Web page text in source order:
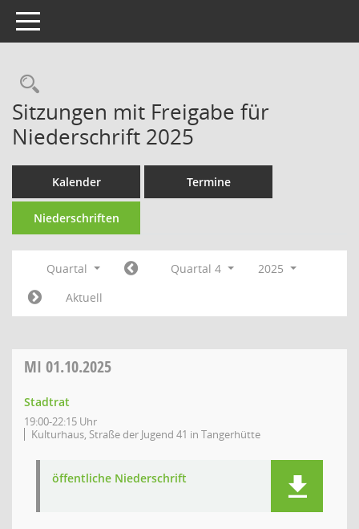
Toggle navigation
Rechercheauswahl
Sitzungen mit Freigabe für
Niederschrift 2025
Kalender Termine
Niederschriften
Quartal Quartal 4
2025
Aktuell
MI 01.10.2025
Stadtrat
19:00-22:15 Uhr
Kulturhaus, Straße der Jugend 41 in Tangerhütte
öffentliche Niederschrift